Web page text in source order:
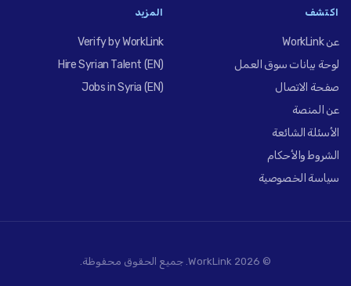
اكتشف
عن WorkLink
لوحة بيانات سوق العمل
صفحة الاتصال
عن المنصة
الأسئلة الشائعة
الشروط والأحكام
سياسة الخصوصية
المزيد
Verify by WorkLink
Hire Syrian Talent (EN)
Jobs in Syria (EN)
© 2026 WorkLink. جميع الحقوق محفوظة.